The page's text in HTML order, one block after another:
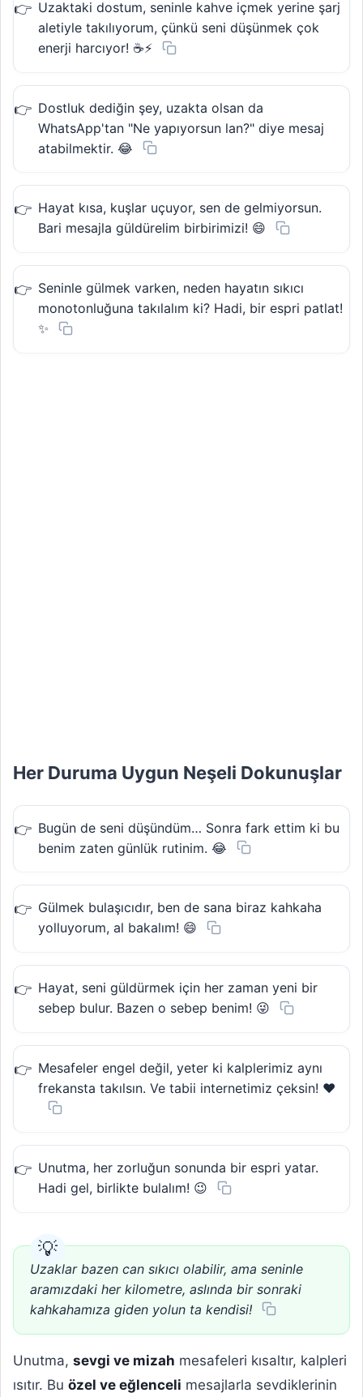
Uzaktaki dostum, seninle kahve içmek yerine şarj
aletiyle takılıyorum, çünkü seni düşünmek çok
enerji harcıyor! ☕⚡
Dostluk dediğin şey, uzakta olsan da
WhatsApp'tan "Ne yapıyorsun lan?" diye mesaj
atabilmektir. 😂
Hayat kısa, kuşlar uçuyor, sen de gelmiyorsun.
Bari mesajla güldürelim birbirimizi! 😄
Seninle gülmek varken, neden hayatın sıkıcı
monotonluğuna takılalım ki? Hadi, bir espri patlat!
✨
Her Duruma Uygun Neşeli Dokunuşlar
Bugün de seni düşündüm… Sonra fark ettim ki bu
benim zaten günlük rutinim. 😂
Gülmek bulaşıcıdır, ben de sana biraz kahkaha
yolluyorum, al bakalım! 😄
Hayat, seni güldürmek için her zaman yeni bir
sebep bulur. Bazen o sebep benim! 😜
Mesafeler engel değil, yeter ki kalplerimiz aynı
frekansta takılsın. Ve tabii internetimiz çeksin! ❤️
Unutma, her zorluğun sonunda bir espri yatar.
Hadi gel, birlikte bulalım! 😉
Uzaklar bazen can sıkıcı olabilir, ama seninle
aramızdaki her kilometre, aslında bir sonraki
kahkahamıza giden yolun ta kendisi!
Unutma, sevgi ve mizah mesafeleri kısaltır, kalpleri
ısıtır. Bu özel ve eğlenceli mesajlarla sevdiklerinin